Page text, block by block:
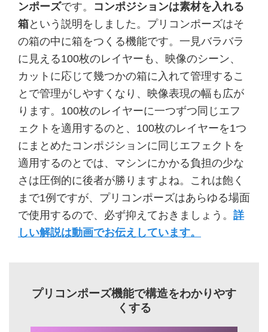
ンポーズです。 コンポジションは素材を入れる
箱という説明をしました。プリコンポーズはそ
の箱の中に箱をつくる機能です。一見バラバラ
に見える100枚のレイヤーも、映像のシーン、
カットに応じて幾つかの箱に入れて管理するこ
とで管理がしやすくなり、映像表現の幅も広が
ります。100枚のレイヤーに一つずつ同じエフ
ェクトを適用するのと、100枚のレイヤーを1つ
にまとめたコンポジションに同じエフェクトを
適用するのとでは、マシンにかかる負担の少な
さは圧倒的に後者が勝りますよね。これは飽く
まで1例ですが、プリコンポーズはあらゆる場面
で使用するので、必ず抑えておきましょう。 詳
しい解説は動画でお伝えしています。
プリコンポーズ機能で構造をわかりやす
くする